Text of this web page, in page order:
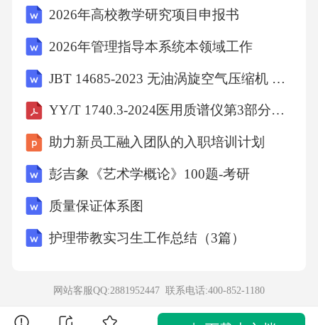
2026年高校教学研究项目申报书
2026年管理指导本系统本领域工作
JBT 14685-2023 无油涡旋空气压缩机 （正式版）
YY/T 1740.3-2024医用质谱仪第3部分：电感耦合等离子体质谱仪
助力新员工融入团队的入职培训计划
彭吉象《艺术学概论》100题-考研
质量保证体系图
护理带教实习生工作总结（3篇）
网站客服QQ:2881952447 联系电话:400-852-1180